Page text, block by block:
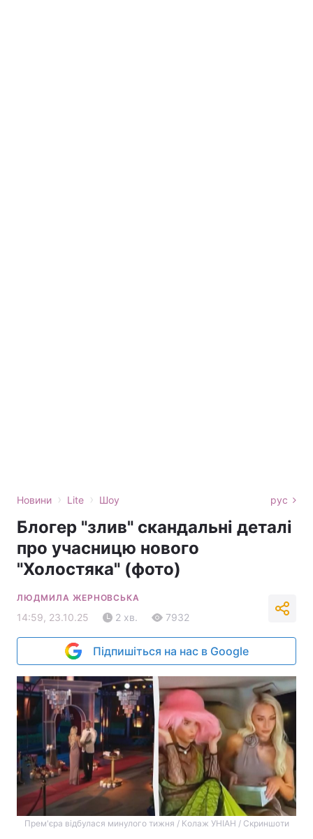
Новини › Lite › Шоу рус
Блогер "злив" скандальні деталі
про учасницю нового
"Холостяка" (фото)
ЛЮДМИЛА ЖЕРНОВСЬКА
14:59, 23.10.25 2 хв. 7932
Підпишіться на нас в Google
Прем'єра відбулася минулого тижня / Колаж УНІАН / Скриншоти